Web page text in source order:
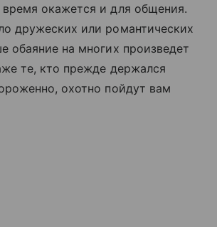
окажется и для общения.
дружеских или романтических
обаяние на многих произведет
те, кто прежде держался
охотно пойдут вам